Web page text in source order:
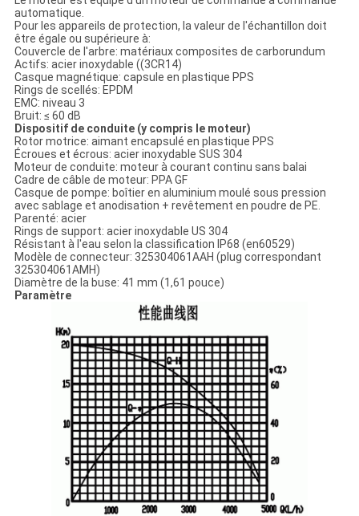
automatique.
Pour les appareils de protection, la valeur de l'échantillon doit
être égale ou supérieure à:
Couvercle de l'arbre: matériaux composites de carborundum
Actifs: acier inoxydable ((3CR14)
Casque magnétique: capsule en plastique PPS
Rings de scellés: EPDM
EMC: niveau 3
Bruit: ≤ 60 dB
Dispositif de conduite (y compris le moteur)
Rotor motrice: aimant encapsulé en plastique PPS
Écroues et écrous: acier inoxydable SUS 304
Moteur de conduite: moteur à courant continu sans balai
Cadre de câble de moteur: PPA GF
Casque de pompe: boîtier en aluminium moulé sous pression
avec sablage et anodisation + revêtement en poudre de PE.
Parenté: acier
Rings de support: acier inoxydable US 304
Résistant à l'eau selon la classification IP68 (en60529)
Modèle de connecteur: 325304061AAH (plug correspondant
325304061AMH)
Diamètre de la buse: 41 mm (1,61 pouce)
Paramètre